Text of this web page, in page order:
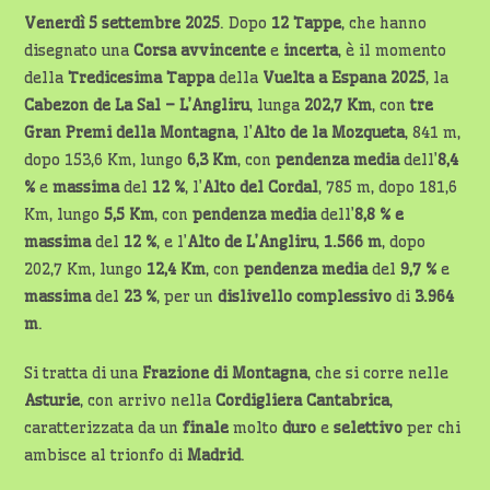
Venerdì 5 settembre 2025. Dopo 12 Tappe, che hanno
disegnato unaCorsa avvincentee incerta, è il momento
dellaTredicesima Tappadella Vuelta a Espana 2025, la
Cabezon de La Sal – L’Angliru, lunga 202,7 Km, contre
Gran Premi della Montagna, l’Alto de la Mozqueta, 841 m,
dopo 153,6 Km, lungo 6,3 Km, conpendenza mediadell’8,4
% emassimadel 12 %, l’Alto del Cordal, 785 m, dopo 181,6
Km, lungo 5,5 Km, conpendenza mediadell’8,8 % e
massimadel 12 %, e l’Alto de L’Angliru, 1.566 m, dopo
202,7 Km, lungo 12,4 Km, conpendenza mediadel9,7 % e
massimadel 23 %, per undislivello complessivo di 3.964
m.
Si tratta di una Frazione di Montagna, che si corre nelle
Asturie, con arrivo nellaCordigliera Cantabrica,
caratterizzata da unfinale moltoduro eselettivo per chi
ambisce al trionfo diMadrid.